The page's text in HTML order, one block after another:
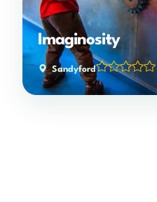
Imaginosity
Sandyford